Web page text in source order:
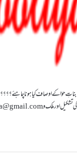
بناتِ حوّاکے اوصاف کیاہوناچاہئے؟؟؟؟​